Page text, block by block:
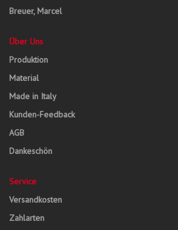
Breuer, Marcel
Über Uns
Produktion
Material
Made in Italy
Kunden-Feedback
AGB
Dankeschön
Service
Versandkosten
Zahlarten